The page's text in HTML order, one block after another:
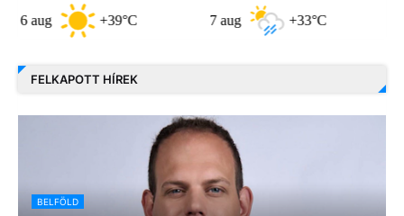
+39°C +33°C
FELKAPOTT HÍREK
BELFÖLD